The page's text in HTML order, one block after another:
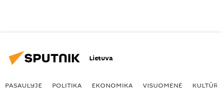
Lietuva
PASAULYJE POLITIKA EKONOMIKA VISUOMENĖ KULTŪRA